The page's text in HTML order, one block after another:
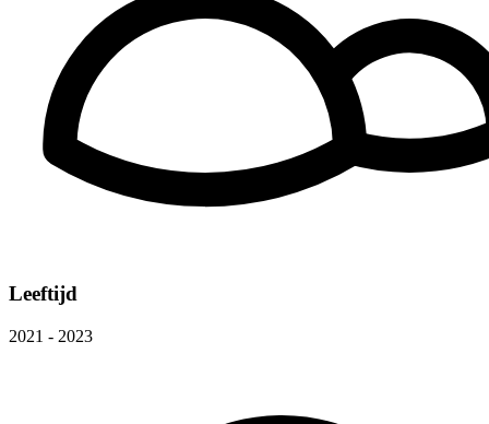
Leeftijd
2021 - 2023